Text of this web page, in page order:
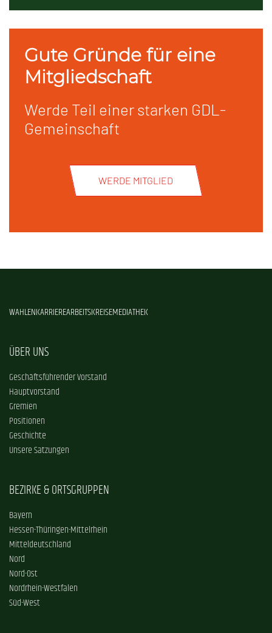
Gute Gründe für eine
Mitgliedschaft
Werde Teil einer starken GDL-
Gemeinschaft
WERDE MITGLIED
WAHLENKARRIEREARBEITSKREISEMEDIATHEK
ÜBER UNS
Geschäftsführender Vorstand
Hauptvorstand
Gremien
Positionen
Geschichte
Unsere Satzungen
BEZIRKE & ORTSGRUPPEN
Bayern
Hessen-Thüringen-Mittelrhein
Mitteldeutschland
Nord
Nord-Ost
Nordrhein-Westfalen
Süd-West